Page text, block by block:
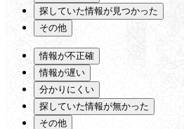
探していた情報が見つかった
その他
情報が不正確
情報が遅い
分かりにくい
探していた情報が無かった
その他